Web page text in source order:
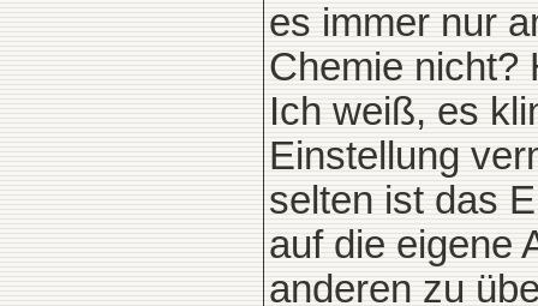
es immer nur
Chemie nicht?
Ich weiß, es
Einstellung
selten ist das
auf die eigene
anderen zu